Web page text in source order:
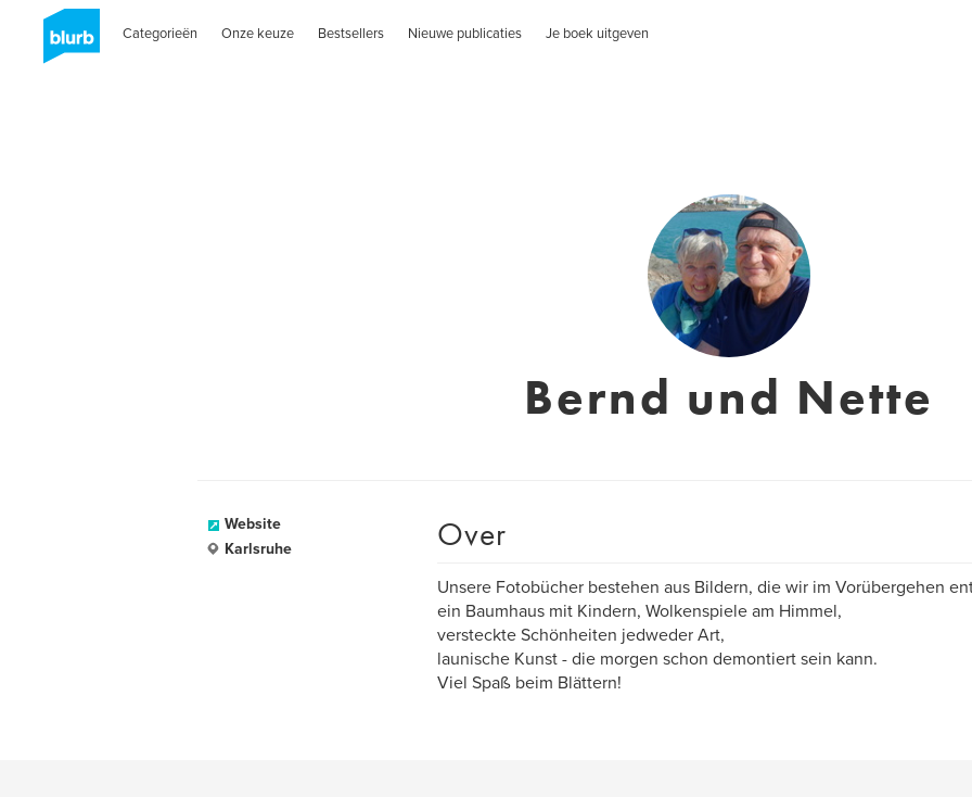
Categorieën Onze keuze Bestsellers Nieuwe publicaties Je boek uitgeven
Bernd und Nette
Website
Karlsruhe
Over
Unsere Fotobücher bestehen aus Bildern, die wir im Vorübergehen
ein Baumhaus mit Kindern, Wolkenspiele am Himmel,
versteckte Schönheiten jedweder Art,
launische Kunst - die morgen schon demontiert sein kann.
Viel Spaß beim Blättern!